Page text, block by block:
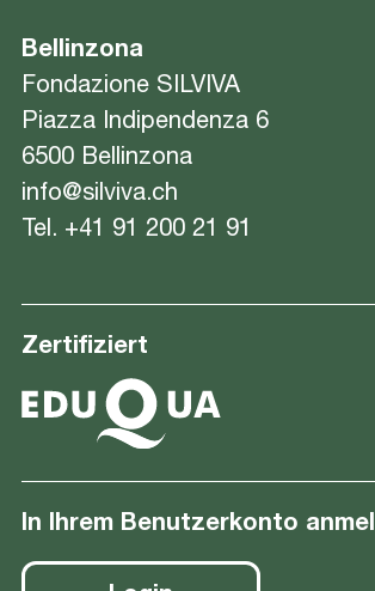
Bellinzona
Fondazione SILVIVA
Piazza Indipendenza 6
6500 Bellinzona
info@silviva.ch
Tel. +41 91 200 21 91
Zertifiziert
In Ihrem Benutzerkonto